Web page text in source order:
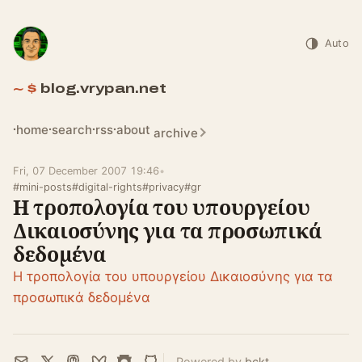
blog.vrypan.net
home search rss about archive
Auto
Fri, 07 December 2007 19:46 •
#mini-posts#digital-rights#privacy#gr
H τροπολογία του υπουργείου
Δικαιοσύνης για τα προσωπικά
δεδομένα
H τροπολογία του υπουργείου Δικαιοσύνης για τα
προσωπικά δεδομένα